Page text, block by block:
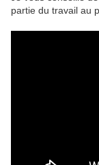
partie du travail au